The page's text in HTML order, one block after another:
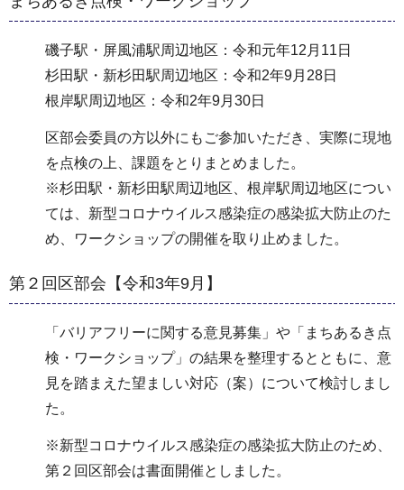
磯子駅・屏風浦駅周辺地区：令和元年12月11日
杉田駅・新杉田駅周辺地区：令和2年9月28日
根岸駅周辺地区：令和2年9月30日
区部会委員の方以外にもご参加いただき、実際に現地
を点検の上、課題をとりまとめました。
※杉田駅・新杉田駅周辺地区、根岸駅周辺地区につい
ては、新型コロナウイルス感染症の感染拡大防止のた
め、ワークショップの開催を取り止めました。
第２回区部会【令和3年9月】
「バリアフリーに関する意見募集」や「まちあるき点
検・ワークショップ」の結果を整理するとともに、意
見を踏まえた望ましい対応（案）について検討しまし
た。
※新型コロナウイルス感染症の感染拡大防止のため、
第２回区部会は書面開催としました。